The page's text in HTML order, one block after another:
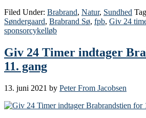
Filed Under: Brabrand, Natur, Sundhed
Søndergaard, Brabrand Sø, fpb, Giv 24
sponsorcykelløb
Giv 24 Timer indtager
11. gang
13. juni 2021 by Peter From Jacobsen